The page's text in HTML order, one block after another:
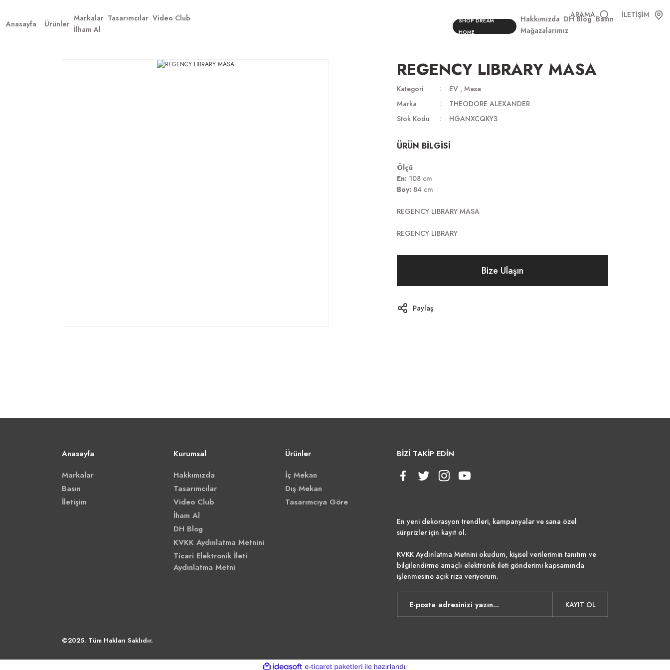
ARAMA
İLETİŞİM
Anasayfa
Ürünler
Markalar Tasarımcılar Video Club
İlham Al
SHOP DREAM
HOME
Hakkımızda DH Blog Basın
Mağazalarımız
REGENCY LIBRARY MASA
Kategori EV , Masa
Marka
THEODORE ALEXANDER
Stok Kodu
HGANXCQKY3
ÜRÜN BİLGİSİ
Ölçü
En: 108 cm
Boy: 84 cm
REGENCY LIBRARY MASA
REGENCY LIBRARY
Bize Ulaşın
Paylaş
Anasayfa
Markalar
Basın
İletişim
Kurumsal
Hakkımızda
Tasarımcılar
Video Club
İham Al
DH Blog
KVKK Aydınlatma Metnini
Ticari Elektronik İleti
Aydınlatma Metni
Ürünler
İç Mekan
Dış Mekan
Tasarımcıya Göre
BİZİ TAKİP EDİN
En yeni dekorasyon trendleri, kampanyalar ve sana özel
sürprizler için kayıt ol.
KVKK Aydınlatma Metnini okudum, kişisel verilerimin tanıtım ve
bilgilendirme amaçlı elektronik ileti gönderimi kapsamında
işlenmesine açık rıza veriyorum.
KAYIT OL
©2025. Tüm Hakları Saklıdır.
ideasoft e-